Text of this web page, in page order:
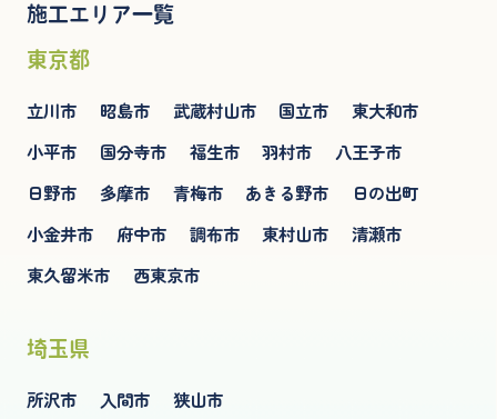
施工エリア一覧
東京都
立川市 昭島市 武蔵村山市 国立市
東大和市
小平市
国分寺市 福生市 羽村市
八王子市
日野市
多摩市 青梅市 あきる野市
日の出町
小金井市
府中市 調布市 東村山市
清瀬市
東久留米市
西東京市
埼玉県
所沢市 入間市 狭山市